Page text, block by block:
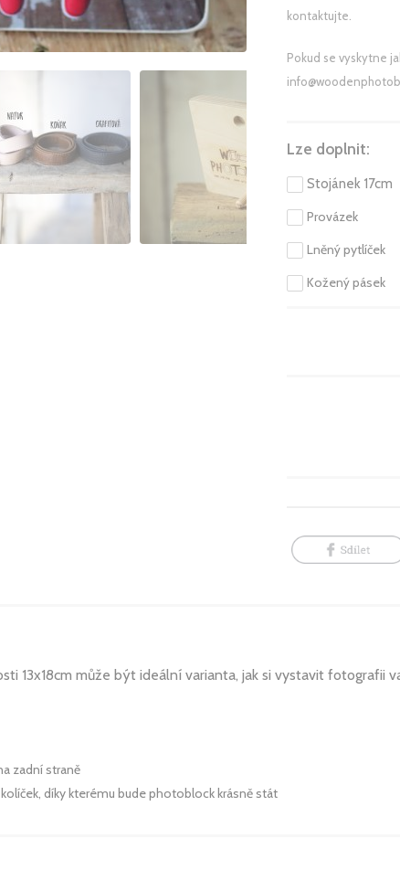
kontaktujte.
Pokud se vyskytne
Lze doplnit:
Stojánek 17cm
Provázek
Lněný pytlíček
Kožený pásek
13x18cm může být ideální varianta, jak si vystavit fotografii
zadní straně
díky kterému bude photoblock krásně stát